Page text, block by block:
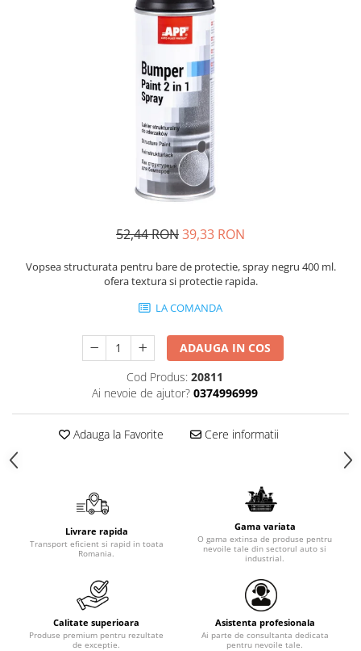
52,44 RON39,33 RON
Vopsea structurata pentru bare de protectie, spray negru 400 ml.
ofera textura si protectie rapida.
LA COMANDA
ADAUGA IN COS
Cod Produs: 20811
Ai nevoie de ajutor? 0374996999
Adauga la Favorite Cere informatii
Livrare rapida
Transport eficient si rapid in toata
Romania.
Gama variata
O gama extinsa de produse pentru
nevoile tale din sectorul auto si
industrial.
Calitate superioara
Produse premium pentru rezultate
de exceptie.
Asistenta profesionala
Ai parte de consultanta dedicata
pentru nevoile tale.